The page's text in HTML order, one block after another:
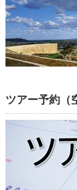
ツアー予約（